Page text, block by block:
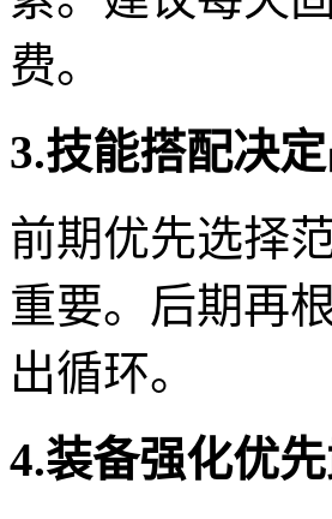
费。
3.技能搭配决
前期优先选择
重要。后期再
出循环。
4.装备强化优